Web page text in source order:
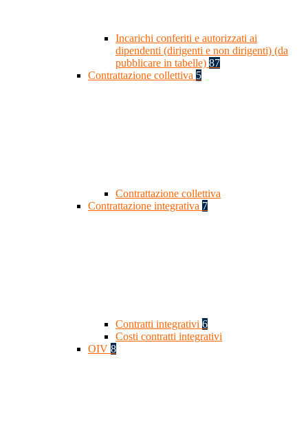
Incarichi conferiti e autorizzati ai
dipendenti (dirigenti e non dirigenti) (da
pubblicare in tabelle) 87
Contrattazione collettiva 5
Contrattazione collettiva
Contrattazione integrativa 7
Contratti integrativi 6
Costi contratti integrativi
OIV 8